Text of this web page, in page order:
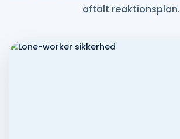
aftalt reaktionsplan.